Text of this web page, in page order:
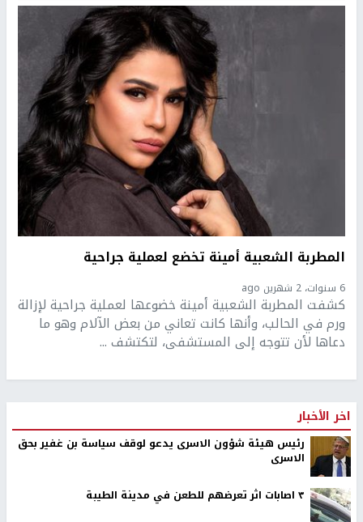
المطربة الشعبية أمينة تخضع لعملية جراحية
6 سنوات، 2 شهرين ago
كشفت المطربة الشعبية أمينة خضوعها لعملية جراحية لإزالة
ورم في الحالب، وأنها كانت تعاني من بعض الآلام وهو ما
دعاها لأن تتوجه إلى المستشفى، لتكتشف ...
اخر الأخبار
رئيس هيئة شؤون الاسرى يدعو لوقف سياسة بن غفير بحق
الاسرى
٣ اصابات اثر تعرضهم للطعن في مدينة الطيبة